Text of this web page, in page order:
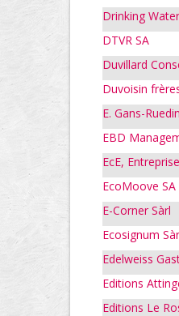
Drinking
DTVR SA
Duvillard
Duvoisin
E. Gans-
EBD
EcE,
EcoMoove SA
E-Corner Sàrl
Ecosignum
Edelweiss
Editions
Editions Le